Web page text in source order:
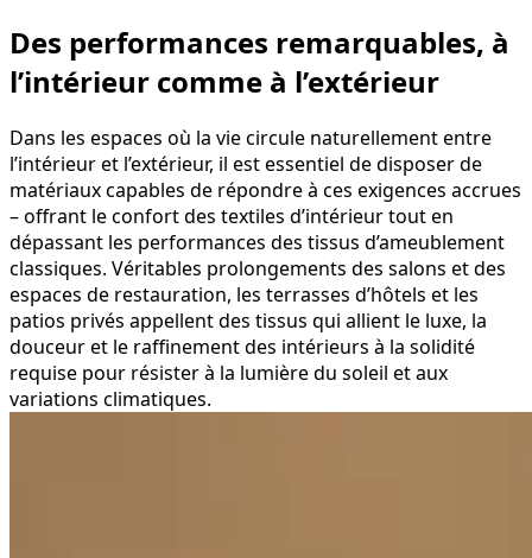
Des performances remarquables, à
l’intérieur comme à l’extérieur
Dans les espaces où la vie circule naturellement entre
l’intérieur et l’extérieur, il est essentiel de disposer de
matériaux capables de répondre à ces exigences accrues
– offrant le confort des textiles d’intérieur tout en
dépassant les performances des tissus d’ameublement
classiques. Véritables prolongements des salons et des
espaces de restauration, les terrasses d’hôtels et les
patios privés appellent des tissus qui allient le luxe, la
douceur et le raffinement des intérieurs à la solidité
requise pour résister à la lumière du soleil et aux
variations climatiques.